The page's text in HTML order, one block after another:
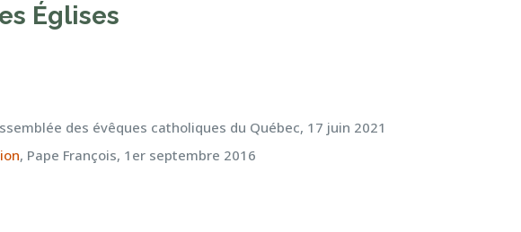
Églises
des évêques catholiques du Québec, 17 juin 2021
, Pape François, 1er septembre 2016